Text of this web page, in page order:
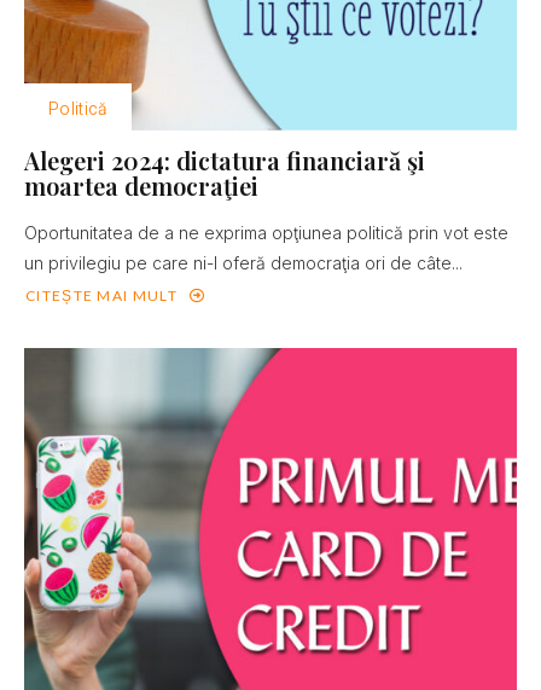
Politică
Alegeri 2024: dictatura financiară şi
moartea democraţiei
Oportunitatea de a ne exprima opţiunea politică prin vot este
un privilegiu pe care ni-l oferă democraţia ori de câte...
CITEȘTE MAI MULT